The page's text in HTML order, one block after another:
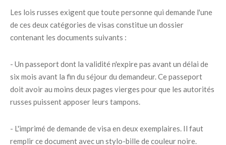
Les lois russes exigent que toute personne qui demande l'une
de ces deux catégories de visas constitue un dossier
contenant les documents suivants :
- Un passeport dont la validité n'expire pas avant un délai de
six mois avant la fin du séjour du demandeur. Ce passeport
doit avoir au moins deux pages vierges pour que les autorités
russes puissent apposer leurs tampons.
- L'imprimé de demande de visa en deux exemplaires. Il faut
remplir ce document avec un stylo-bille de couleur noire.